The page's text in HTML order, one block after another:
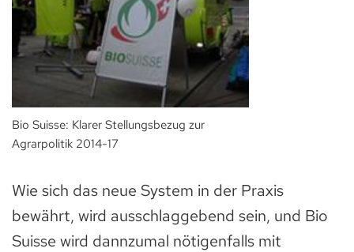
Bio Suisse: Klarer Stellungsbezug zur
Agrarpolitik 2014-17
Wie sich das neue System in der Praxis
bewährt, wird ausschlaggebend sein, und Bio
Suisse wird dannzumal nötigenfalls mit